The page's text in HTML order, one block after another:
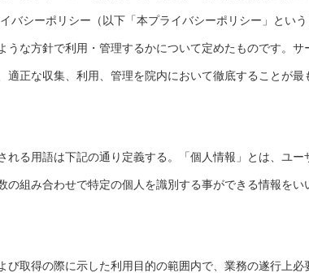
バシーポリシー（以下「本プライバシーポリシー」とい
な方針で利用・管理するかについて定めたものです。サ
正な収集、利用、管理を院内において徹底することが最
れる用語は下記の通り定義する。「個人情報」とは、ユー
の組み合わせで特定の個人を識別する事ができる情報をい
び取得の際に示した利用目的の範囲内で、業務の遂行上必